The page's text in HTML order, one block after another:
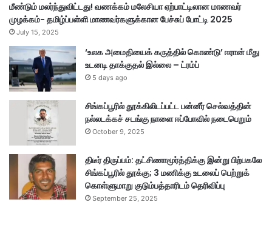
மீண்டும் மலர்ந்துவிட்டது! வணக்கம் மலேசியா ஏற்பாட்டிலான மாணவர்
முழக்கம்- தமிழ்ப்பள்ளி மாணவர்களுக்கான பேச்சுப் போட்டி 2025
July 15, 2025
‘உலக அமைதியைக் கருத்தில் கொண்டு’ ஈரான் மீது
உடனடி தாக்குதல் இல்லை – ட்ரம்ப்
5 days ago
சிங்கப்பூரில் தூக்கிலிடப்பட்ட பன்னீர் செல்வத்தின்
நல்லடக்கச் சடங்கு நாளை ஈப்போவில் நடைபெறும்
October 9, 2025
திடீர் திருப்பம்: தட்சிணாமூர்த்திக்கு இன்று பிற்பகலே
சிங்கப்பூரில் தூக்கு; 3 மணிக்கு உடலைப் பெற்றுக்
கொள்ளுமாறு குடும்பத்தாரிடம் தெரிவிப்பு
September 25, 2025